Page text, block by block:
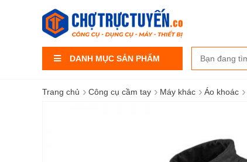
DANH MỤC SẢN PHẨM
Trang chủ › Công cụ cầm tay › Máy khác › Áo khoác ›